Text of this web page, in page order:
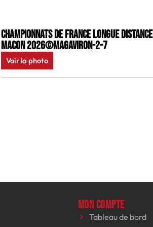
Championnats de France longue distance
Macon 2026©MagAviron-2-7
Voir la photo
Mon compte
Tableau de bord